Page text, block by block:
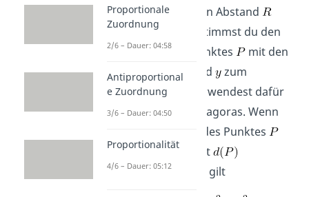
zum Ursprung den Abstand
besitzen. Wie bestimmst du den
Abstand eines Punktes
mit den
Koordinaten
und zum
Ursprung? Du verwendest dafür
den Satz des Pythagoras. Wenn
wir den Abstand des Punktes
zum Ursprung mit
bezeichnen, dann gilt
Proportionale
Zuordnung
2/6 – Dauer: 04:58
Antiproportional
e Zuordnung
3/6 – Dauer: 04:50
Proportionalität
4/6 – Dauer: 05:12